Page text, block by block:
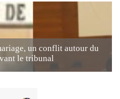
un conflit autour du
le tribunal